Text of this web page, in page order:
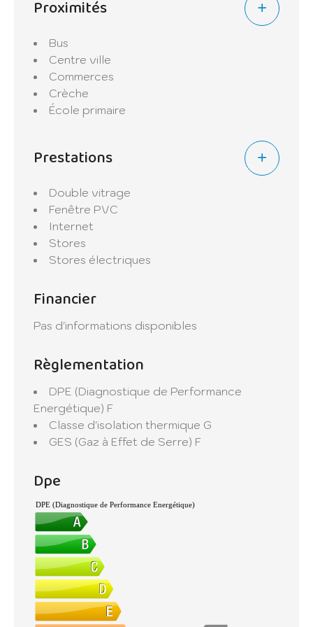
immobilier et assurances.
organiser une visite ou pour toute
information complémentaire.
Proximités
Bus
Centre ville
Commerces
Crèche
École primaire
Prestations
Double vitrage
Fenêtre PVC
Internet
Stores
Stores électriques
Financier
Pas d'informations disponibles
Règlementation
DPE (Diagnostique de Performance
Energétique) F
Classe d'isolation thermique G
GES (Gaz à Effet de Serre) F
Dpe
DPE (Diagnostique de Performance Energétique)